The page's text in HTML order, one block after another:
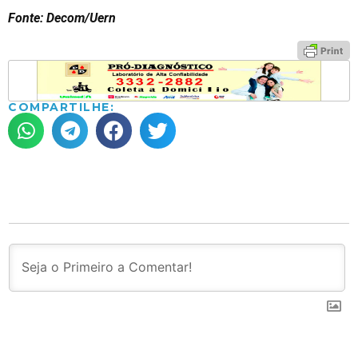
Fonte: Decom/Uern
COMPARTILHE: